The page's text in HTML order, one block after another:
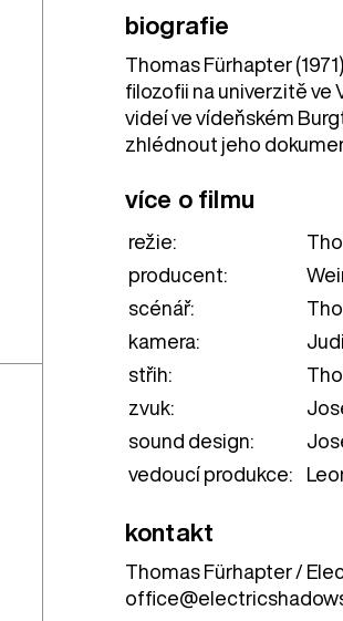
biografie
Thomas Fürhapter
filozofii na univerzitě ve
videí ve vídeňském
zhlédnout jeho
více o filmu
režie:
producent:
scénář:
kamera:
střih:
zvuk:
sound design:
vedoucí produkce:
kontakt
Thomas Fürhapter /